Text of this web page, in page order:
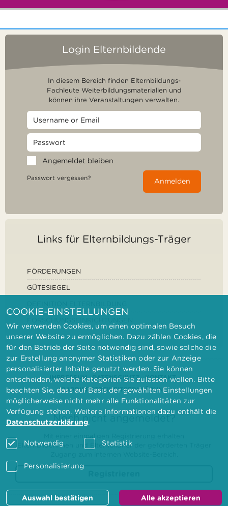
Login Elternbildende
In diesem Bereich finden Elternbildungs-
Fachleute Weiterbildungsmaterialien und
können ihre Veranstaltungen verwalten.
Angemeldet bleiben
Passwort vergessen? Anmelden
Links für Elternbildungs-Träger
FÖRDERUNGEN
GÜTESIEGEL
IMPRESSUM DATENSCHUTZ
KONTAKT
BARRIEREFREIHEITSERKLÄRUNG
Noch nicht angemeldet?
Elternbilderinnen und Elternbildner der geförderten Träger
COOKIE-EINSTELLUNGEN
Wir verwenden Cookies, um einen optimalen Besuch
unserer Website zu ermöglichen. Dazu zählen Cookies, die
für den Betrieb der Seite notwendig sind, sowie solche die
zur Erstellung anonymer Statistiken oder zur Anzeige
personalisierter Inhalte genutzt werden. Sie können
entscheiden, welche Kategorien Sie zulassen wollen. Bitte
beachten Sie, dass auf Basis der gewählten Einstellungen
möglicherweise nicht mehr alle Funktionalitäten zur
Verfügung stehen. Weitere Informationen dazu enthält die
Datenschutzerklärung.
Notwendig Statistik
Personalisierung
Auswahl bestätigen Alle akzeptieren